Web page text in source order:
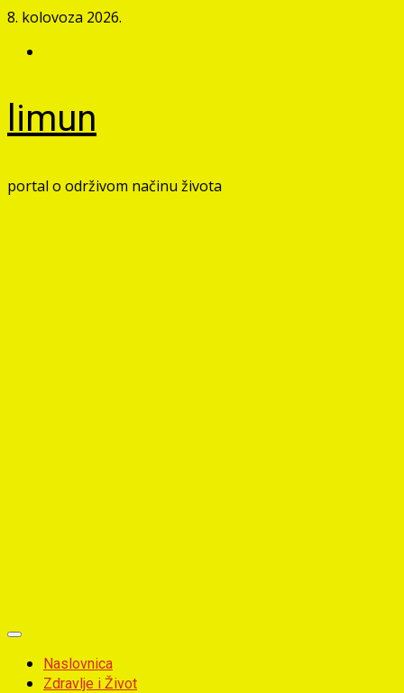
Skip
content
8. kolovoza 2026.
limun
portal o održivom načinu života
Primary
MenuNaslovnica
Zdravlje i Život